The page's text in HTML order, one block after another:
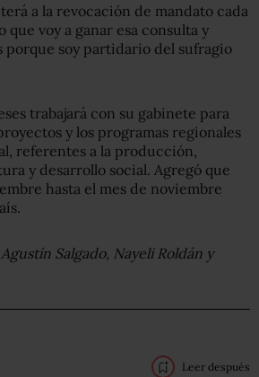
a la revocación de mandato cada
que voy a ganar esa consulta y
porque soy partidario del sufragio
trabajará con su gabinete para
y los programas regionales
referentes a la producción,
y desarrollo social. Agregó que
hasta el mes de noviembre
Salgado, Nayeli Roldán y
Leer después